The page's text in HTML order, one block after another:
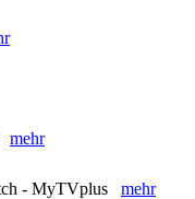
mehr
- MyTVplus mehr